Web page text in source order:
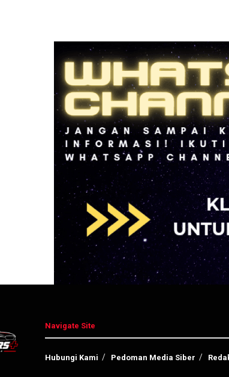
Navigate Site
Hubungi Kami Pedoman Media Siber